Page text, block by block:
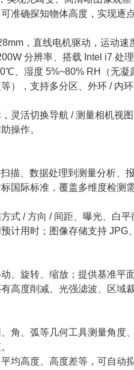
准确探知物体高度，实现逐
，直线电机驱动，运动速
分辨率、搭载 Intel i7 处
、湿度 5%~80% RH（无凝
），支持多分区、外环 / 内
灵活切换导航 / 测量相机视
操作。
描、数据处理到测量分析、
国际标准，覆盖多维度检测需
式 / 方向 / 间距、曝光、白
计用时；图像存储支持 JPG
、旋转、缩放；提供基准平
高度削减、光强滤波、区域
角、弧等几何工具测量角度
均高度、高度差等，可自动